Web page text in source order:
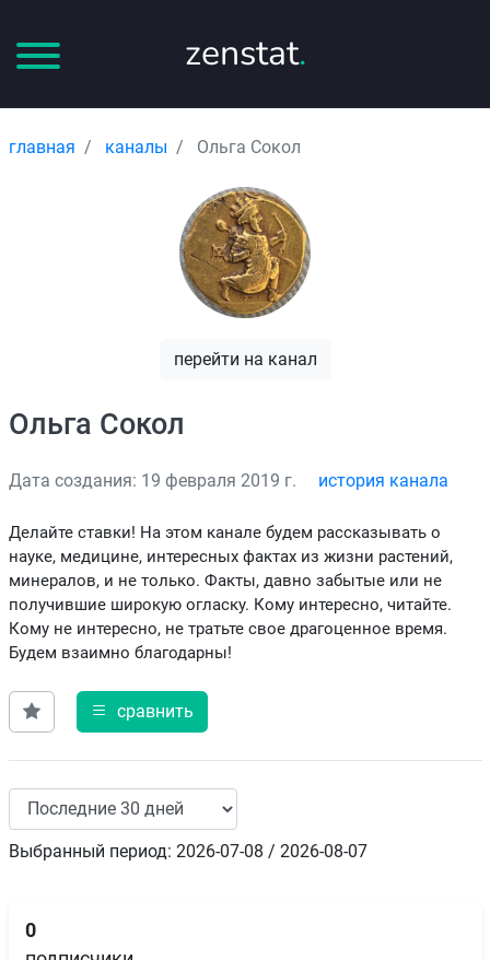
zenstat.
главная каналы Ольга Сокол
перейти на канал
Ольга Сокол
Дата создания: 19 февраля 2019 г. история канала
Делайте ставки! На этом канале будем рассказывать о
науке, медицине, интересных фактах из жизни растений,
минералов, и не только. Факты, давно забытые или не
получившие широкую огласку. Кому интересно, читайте.
Кому не интересно, не тратьте свое драгоценное время.
Будем взаимно благодарны!
сравнить
Выбранный период: 2026-07-08 / 2026-08-07
0